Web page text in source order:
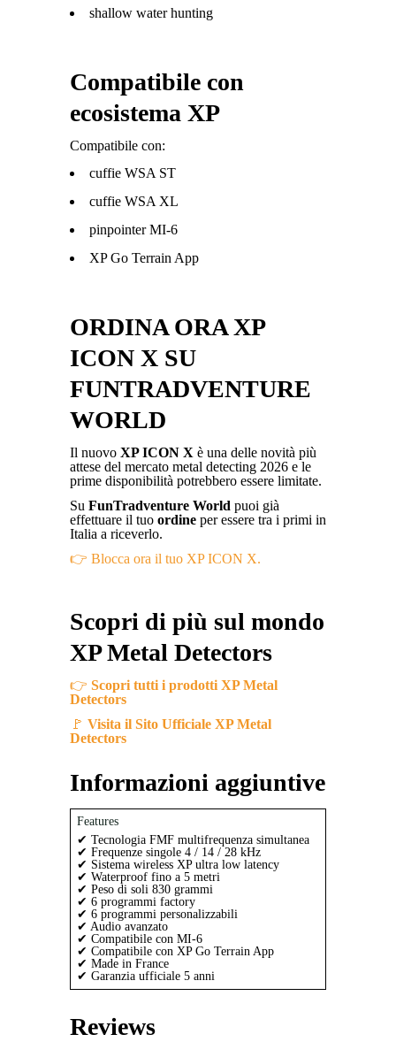
shallow water hunting
Compatibile con
ecosistema XP
Compatibile con:
cuffie WSA ST
cuffie WSA XL
pinpointer MI-6
XP Go Terrain App
ORDINA ORA XP
ICON X SU
FUNTRADVENTURE
WORLD
Il nuovo XP ICON X è una delle novità più
attese del mercato metal detecting 2026 e le
prime disponibilità potrebbero essere limitate.
Su FunTradventure World puoi già
effettuare il tuo ordine per essere tra i primi in
Italia a riceverlo.
👉 Blocca ora il tuo XP ICON X.
Scopri di più sul mondo
XP Metal Detectors
👉 Scopri tutti i prodotti XP Metal
Detectors
🚩 Visita il Sito Ufficiale XP Metal
Detectors
Informazioni aggiuntive
Features
✔ Tecnologia FMF multifrequenza simultanea
✔ Frequenze singole 4 / 14 / 28 kHz
✔ Sistema wireless XP ultra low latency
✔ Waterproof fino a 5 metri
✔ Peso di soli 830 grammi
✔ 6 programmi factory
✔ 6 programmi personalizzabili
✔ Audio avanzato
✔ Compatibile con MI-6
✔ Compatibile con XP Go Terrain App
✔ Made in France
✔ Garanzia ufficiale 5 anni
Reviews